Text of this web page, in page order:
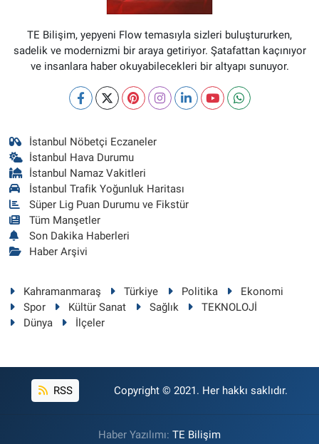
TE Bilişim, yepyeni Flow temasıyla sizleri buluştururken,
sadelik ve modernizmi bir araya getiriyor. Şatafattan kaçınıyor
ve insanlara haber okuyabilecekleri bir altyapı sunuyor.
İstanbul Nöbetçi Eczaneler
İstanbul Hava Durumu
İstanbul Namaz Vakitleri
İstanbul Trafik Yoğunluk Haritası
Süper Lig Puan Durumu ve Fikstür
Tüm Manşetler
Son Dakika Haberleri
Haber Arşivi
Kahramanmaraş Türkiye Politika
Ekonomi
Spor
Kültür Sanat Sağlık
TEKNOLOJİ
Dünya
İlçeler
RSS Copyright © 2021. Her hakkı saklıdır.
Haber Yazılımı: TE Bilişim